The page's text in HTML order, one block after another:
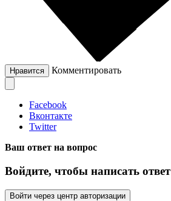
Нравится Комментировать
Facebook
Вконтакте
Twitter
Ваш ответ на вопрос
Войдите, чтобы написать ответ
Войти через центр авторизации